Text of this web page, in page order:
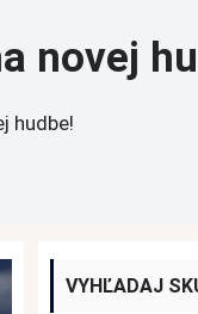
novej
hudbe!
VYHĽADAJ